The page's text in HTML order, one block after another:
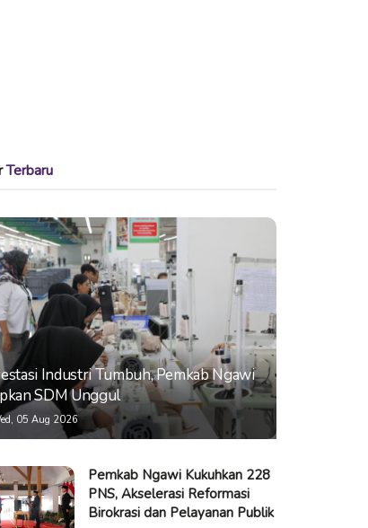
Terbaru
Industri Tumbuh, Pemkab Ngawi
SDM Unggul
05 Aug 2026
Pemkab Ngawi Kukuhkan 228
PNS, Akselerasi Reformasi
Birokrasi dan Pelayanan Publik